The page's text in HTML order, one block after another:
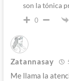
son la tónica
0
Zatannasay
Me llama la